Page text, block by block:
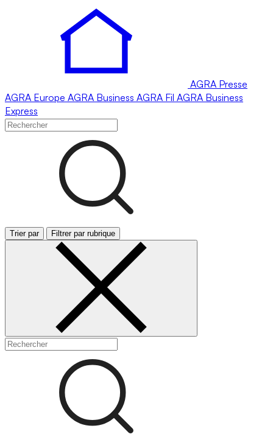
AGRA Presse
AGRA Europe AGRA Business AGRA Fil AGRA Business
Express
Trier par Filtrer par rubrique